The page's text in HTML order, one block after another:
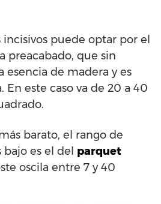
incisivos puede optar por el
preacabado, que sin
de madera y es
En este caso va de 20 a 40
barato, el rango de
es el del parquet
oscila entre 7 y 40